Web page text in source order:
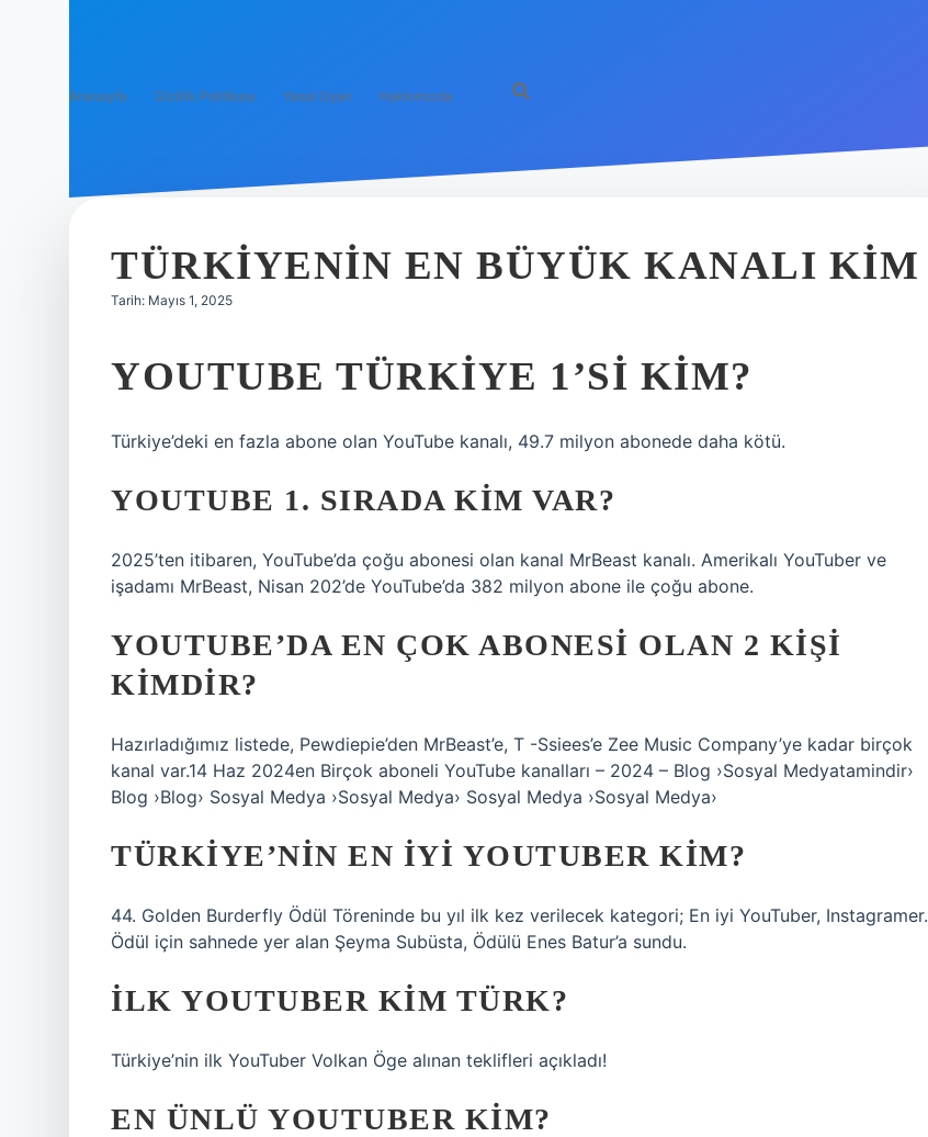
Anasayfa Gizlilik Politikası Yasal Uyarı Hakkımızda
TÜRKIYENIN EN BÜYÜK KANALI KIM
Tarih: Mayıs 1, 2025
YOUTUBE TÜRKIYE 1’SI KIM?
Türkiye’deki en fazla abone olan YouTube kanalı, 49.7 milyon abonede daha kötü.
YOUTUBE 1. SIRADA KIM VAR?
2025’ten itibaren, YouTube’da çoğu abonesi olan kanal MrBeast kanalı. Amerikalı YouTuber ve
işadamı MrBeast, Nisan 202’de YouTube’da 382 milyon abone ile çoğu abone.
YOUTUBE’DA EN ÇOK ABONESI OLAN 2 KIŞI
KIMDIR?
Hazırladığımız listede, Pewdiepie’den MrBeast’e, T -Ssiees’e Zee Music Company’ye kadar birçok
kanal var.14 Haz 2024en Birçok aboneli YouTube kanalları – 2024 – Blog ›Sosyal Medyatamindir›
Blog ›Blog› Sosyal Medya ›Sosyal Medya› Sosyal Medya ›Sosyal Medya›
TÜRKIYE’NIN EN IYI YOUTUBER KIM?
44. Golden Burderfly Ödül Töreninde bu yıl ilk kez verilecek kategori; En iyi YouTuber, Instagramer.
Ödül için sahnede yer alan Şeyma Subüsta, Ödülü Enes Batur’a sundu.
İLK YOUTUBER KIM TÜRK?
Türkiye’nin ilk YouTuber Volkan Öge alınan teklifleri açıkladı!
EN ÜNLÜ YOUTUBER KIM?